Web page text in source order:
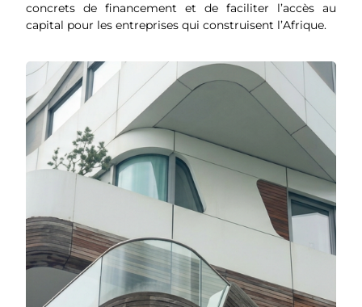
concrets de financement et de faciliter l’accès au
capital pour les entreprises qui construisent l’Afrique.